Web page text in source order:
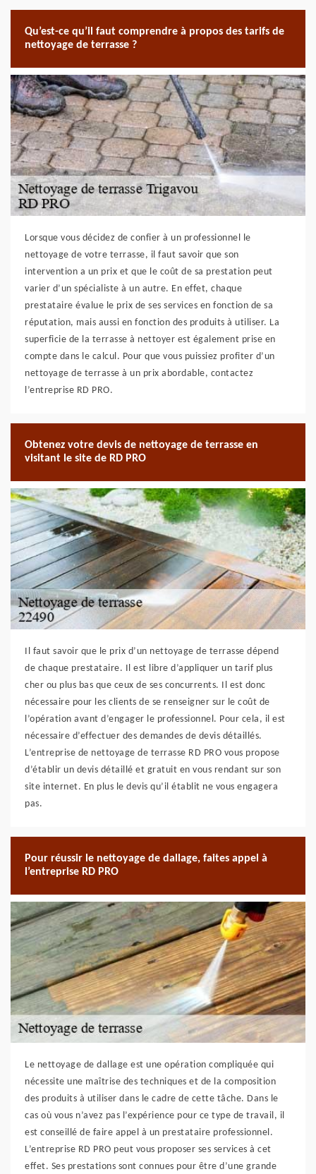
Qu’est-ce qu’il faut comprendre à propos des tarifs de
nettoyage de terrasse ?
Lorsque vous décidez de confier à un professionnel le
nettoyage de votre terrasse, il faut savoir que son
intervention a un prix et que le coût de sa prestation peut
varier d’un spécialiste à un autre. En effet, chaque
prestataire évalue le prix de ses services en fonction de sa
réputation, mais aussi en fonction des produits à utiliser. La
superficie de la terrasse à nettoyer est également prise en
compte dans le calcul. Pour que vous puissiez profiter d’un
nettoyage de terrasse à un prix abordable, contactez
l’entreprise RD PRO.
Obtenez votre devis de nettoyage de terrasse en
visitant le site de RD PRO
Il faut savoir que le prix d’un nettoyage de terrasse dépend
de chaque prestataire. Il est libre d’appliquer un tarif plus
cher ou plus bas que ceux de ses concurrents. Il est donc
nécessaire pour les clients de se renseigner sur le coût de
l’opération avant d’engager le professionnel. Pour cela, il est
nécessaire d’effectuer des demandes de devis détaillés.
L’entreprise de nettoyage de terrasse RD PRO vous propose
d’établir un devis détaillé et gratuit en vous rendant sur son
site internet. En plus le devis qu’il établit ne vous engagera
pas.
Pour réussir le nettoyage de dallage, faites appel à
l’entreprise RD PRO
Le nettoyage de dallage est une opération compliquée qui
nécessite une maîtrise des techniques et de la composition
des produits à utiliser dans le cadre de cette tâche. Dans le
cas où vous n’avez pas l’expérience pour ce type de travail, il
est conseillé de faire appel à un prestataire professionnel.
L’entreprise RD PRO peut vous proposer ses services à cet
effet. Ses prestations sont connues pour être d’une grande